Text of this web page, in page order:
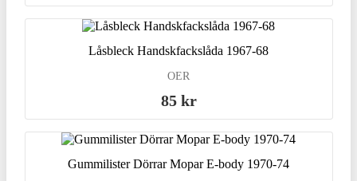
Låsbleck Handskfackslåda 1967-68
OER
85 kr
Gummilister Dörrar Mopar E-body 1970-74